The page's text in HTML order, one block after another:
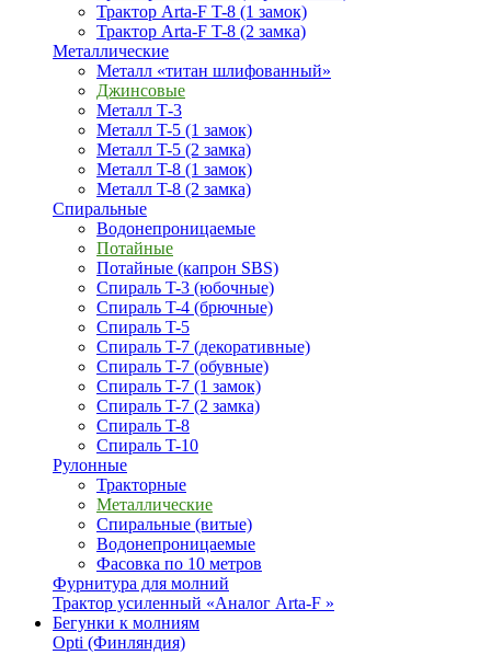
Трактор Arta-F T-8 (1 замок)
Трактор Arta-F T-8 (2 замка)
Металлические
Металл «титан шлифованный»
Джинсовые
Металл Т-3
Металл T-5 (1 замок)
Металл T-5 (2 замка)
Металл T-8 (1 замок)
Металл T-8 (2 замка)
Спиральные
Водонепроницаемые
Потайные
Потайные (капрон SBS)
Спираль T-3 (юбочные)
Спираль T-4 (брючные)
Спираль T-5
Спираль T-7 (декоративные)
Спираль T-7 (обувные)
Спираль T-7 (1 замок)
Спираль T-7 (2 замка)
Спираль T-8
Спираль T-10
Рулонные
Тракторные
Металлические
Спиральные (витые)
Водонепроницаемые
Фасовка по 10 метров
Фурнитура для молний
Трактор усиленный «Аналог Arta-F »
Бегунки к молниям
Opti (Финляндия)